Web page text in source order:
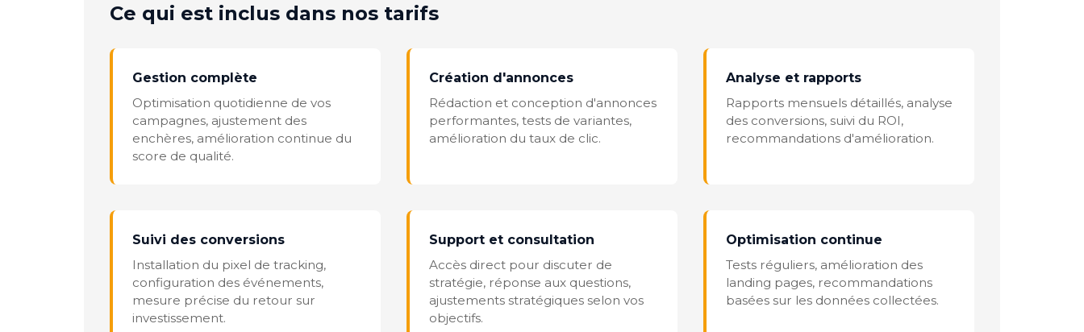
Ce qui est inclus dans nos tarifs
Gestion complète
Optimisation quotidienne de vos
campagnes, ajustement des
enchères, amélioration continue du
score de qualité.
Création d'annonces
Rédaction et conception d'annonces
performantes, tests de variantes,
amélioration du taux de clic.
Analyse et rapports
Rapports mensuels détaillés, analyse
des conversions, suivi du ROI,
recommandations d'amélioration.
Suivi des conversions
Installation du pixel de tracking,
configuration des événements,
mesure précise du retour sur
investissement.
Support et consultation
Accès direct pour discuter de
stratégie, réponse aux questions,
ajustements stratégiques selon vos
objectifs.
Optimisation continue
Tests réguliers, amélioration des
landing pages, recommandations
basées sur les données collectées.